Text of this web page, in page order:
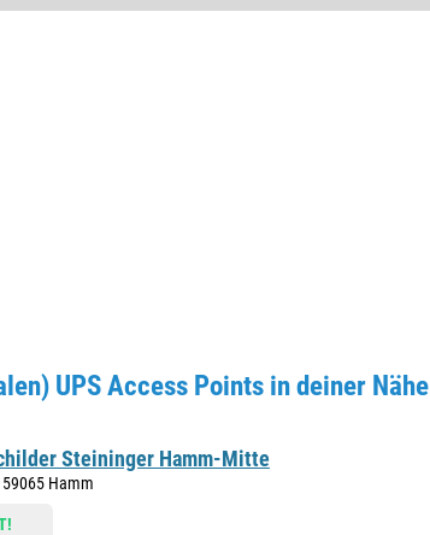
UPS Access Points in deiner Nähe
Steininger Hamm-Mitte
Hamm